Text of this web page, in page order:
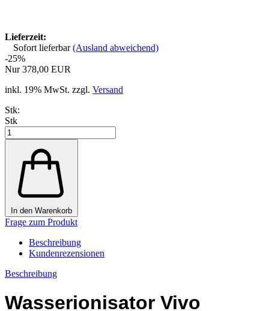
Lieferzeit:
Sofort lieferbar(Ausland abweichend)
-25%
Nur 378,00 EUR
inkl. 19% MwSt. zzgl. Versand
Stk:
Stk
In den Warenkorb
Frage zum Produkt
Beschreibung
Kundenrezensionen
Beschreibung
Wasserionisator Vivo